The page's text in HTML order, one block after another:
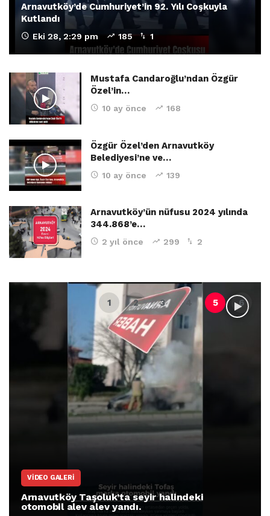
Arnavutköy’de Cumhuriyet’in 92. Yılı Coşkuyla
Kutlandı
Eki 28, 2:29 pm 185 1
Mustafa Candaroğlu’ndan Özgür
Özel’in…
10 ay önce 168
Özgür Özel’den Arnavutköy
Belediyesi’ne ve…
10 ay önce 139
Arnavutköy’ün nüfusu 2024 yılında
344.868’e…
2 yıl önce 299 2
VIDEO GALERI
Arnavutköy Taşoluk’ta seyir halindeki
otomobil alev alev yandı.